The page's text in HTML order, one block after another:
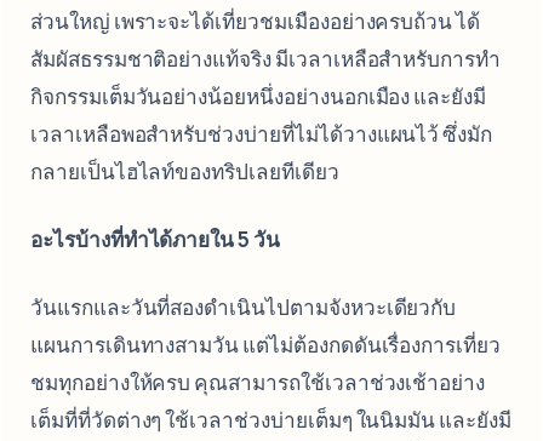
ส่วนใหญ่ เพราะจะได้เที่ยวชมเมืองอย่างครบถ้วน ได้
สัมผัสธรรมชาติอย่างแท้จริง มีเวลาเหลือสำหรับการทำ
กิจกรรมเต็มวันอย่างน้อยหนึ่งอย่างนอกเมือง และยังมี
เวลาเหลือพอสำหรับช่วงบ่ายที่ไม่ได้วางแผนไว้ ซึ่งมัก
กลายเป็นไฮไลท์ของทริปเลยทีเดียว
อะไรบ้างที่ทำได้ภายใน 5 วัน
วันแรกและวันที่สองดำเนินไปตามจังหวะเดียวกับ
แผนการเดินทางสามวัน แต่ไม่ต้องกดดันเรื่องการเที่ยว
ชมทุกอย่างให้ครบ คุณสามารถใช้เวลาช่วงเช้าอย่าง
เต็มที่ที่วัดต่างๆ ใช้เวลาช่วงบ่ายเต็มๆ ในนิมมัน และยังมี